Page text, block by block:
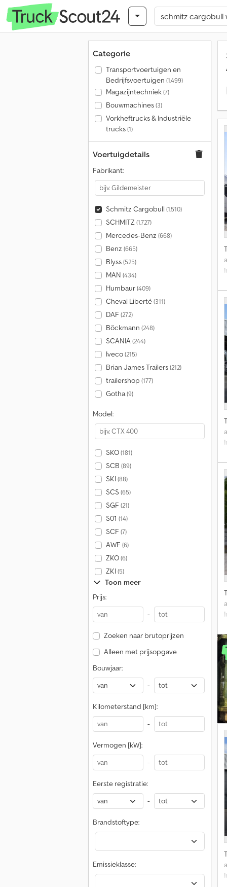
Categorie
Transportvoertuigen en
Bedrijfsvoertuigen (1.499)
Magazijntechniek(7)
Bouwmachines(3)
Vorkheftrucks & Industriële
trucks(1)
Voertuigdetails
Fabrikant:
Schmitz Cargobull (1.510)
SCHMITZ(1.727)
Mercedes-Benz (668)
Benz (665)
Blyss(525)
MAN (434)
Humbaur(409)
Cheval Liberté(311)
DAF (272)
Böckmann (248)
SCANIA(244)
Iveco(215)
Brian James Trailers(212)
trailershop (177)
Gotha(9)
Model:
SKO(181)
SCB (89)
SKI(88)
SCS (65)
SGF (21)
S01 (14)
SCF (7)
AWF (6)
ZKO(6)
ZKI(5)
Toon meer
Prijs:
-
Zoeken naar brutoprijzen
Alleen met prijsopgave
Bouwjaar:
-
Kilometerstand [km]:
-
Vermogen [kW]:
-
Eerste registratie:
-
Brandstoftype:
Emissieklasse: